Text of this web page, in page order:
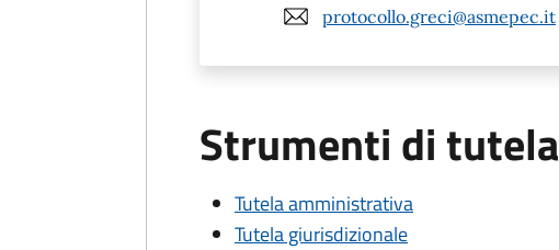
protocollo.greci@asmepec.it
Strumenti di tutela
Tutela amministrativa
Tutela giurisdizionale